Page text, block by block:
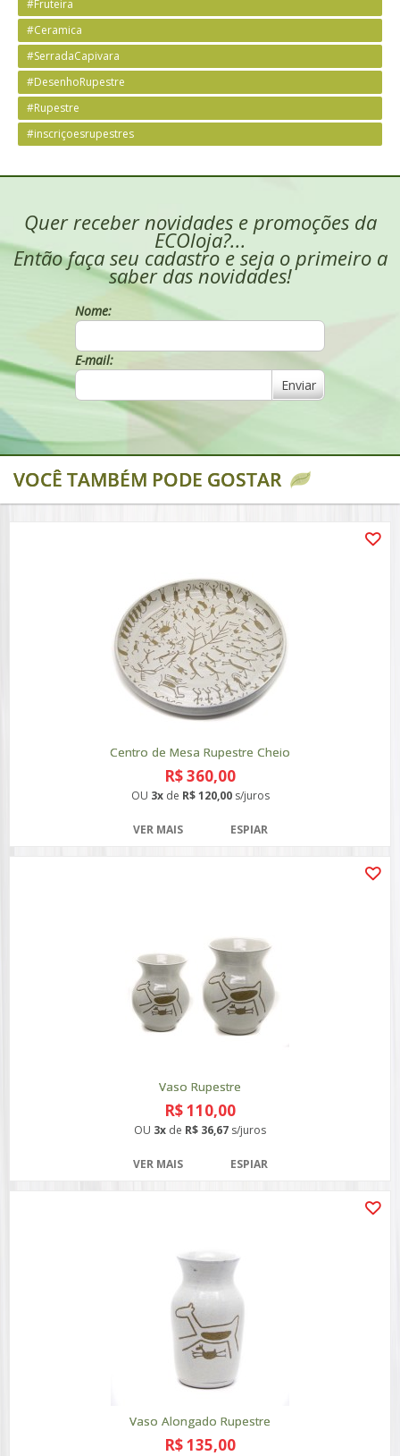
#Fruteira
#Ceramica
#SerradaCapivara
#DesenhoRupestre
#Rupestre
#inscriçoesrupestres
Quer receber novidades e promoções da
ECOloja?...
Então faça seu cadastro e seja o primeiro a
saber das novidades!
Nome:
E-mail:
Enviar
VOCÊ TAMBÉM PODE GOSTAR
Centro de Mesa Rupestre Cheio
R$ 360,00
OU 3xde R$ 120,00s/juros
VER MAIS ESPIAR
Vaso Rupestre
R$ 110,00
OU 3x de R$ 36,67 s/juros
VER MAIS ESPIAR
Vaso Alongado Rupestre
R$ 135,00